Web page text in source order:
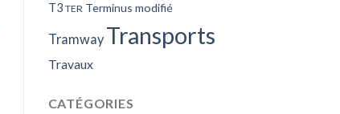
T3 TER Terminus modifié
Tramway Transports
Travaux
CATÉGORIES